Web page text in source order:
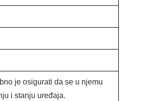
je osigurati da se u njemu
i stanju uređaja.